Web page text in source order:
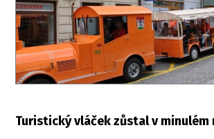
Turistický vláček zůstal v minulém